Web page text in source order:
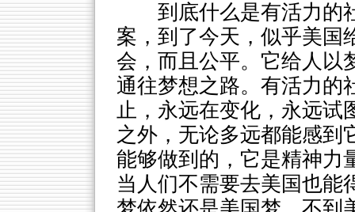
到底什么是有活力的
案，到了今天，似乎美国
会，而且公平。它给人以
通往梦想之路。有活力的
止，永远在变化，永远试
之外，无论多远都能感到
能够做到的，它是精神力
当人们不需要去美国也能